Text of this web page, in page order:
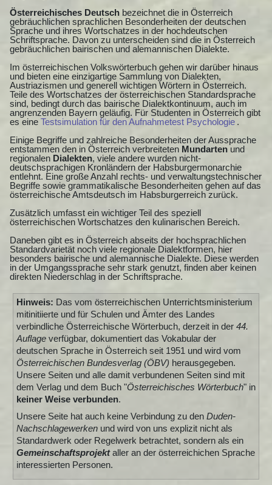
Österreichisches Deutsch bezeichnet die in Österreich
gebräuchlichen sprachlichen Besonderheiten der deutschen
Sprache und ihres Wortschatzes in der hochdeutschen
Schriftsprache. Davon zu unterscheiden sind die in Österreich
gebräuchlichen bairischen und alemannischen Dialekte.
Im österreichischen Volkswörterbuch gehen wir darüber hinaus
und bieten eine einzigartige Sammlung von Dialekten,
Austriazismen und generell wichtigen Wörtern in Österreich.
Teile des Wortschatzes der österreichischen Standardsprache
sind, bedingt durch das bairische Dialektkontinuum, auch im
angrenzenden Bayern geläufig. Für Studenten in Österreich gibt
es eine Testsimulation für den Aufnahmetest Psychologie .
Einige Begriffe und zahlreiche Besonderheiten der Aussprache
entstammen den in Österreich verbreiteten Mundarten und
regionalen Dialekten, viele andere wurden nicht-
deutschsprachigen Kronländern der Habsburgermonarchie
entlehnt. Eine große Anzahl rechts- und verwaltungstechnischer
Begriffe sowie grammatikalische Besonderheiten gehen auf das
österreichische Amtsdeutsch im Habsburgerreich zurück.
Zusätzlich umfasst ein wichtiger Teil des speziell
österreichischen Wortschatzes den kulinarischen Bereich.
Daneben gibt es in Österreich abseits der hochsprachlichen
Standardvarietät noch viele regionale Dialektformen, hier
besonders bairische und alemannische Dialekte. Diese werden
in der Umgangssprache sehr stark genutzt, finden aber keinen
direkten Niederschlag in der Schriftsprache.
Hinweis: Das vom österreichischen Unterrichtsministerium
mitinitiierte und für Schulen und Ämter des Landes
verbindliche Österreichische Wörterbuch, derzeit in der 44.
Auflageverfügbar, dokumentiert das Vokabular der
deutschen Sprache in Österreich seit 1951 und wird vom
Österreichischen Bundesverlag (ÖBV) herausgegeben.
Unsere Seiten und alle damit verbundenen Seiten sind mit
dem Verlag und dem Buch "Österreichisches Wörterbuch" in
keiner Weise verbunden.
Unsere Seite hat auch keine Verbindung zu den Duden-
Nachschlagewerkenund wird von uns explizit nicht als
Standardwerk oder Regelwerk betrachtet, sondern als ein
Gemeinschaftsprojektaller an der österreichichen Sprache
interessierten Personen.